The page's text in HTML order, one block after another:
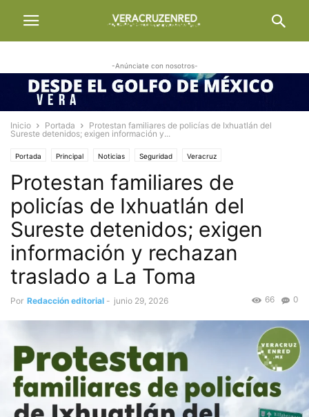
-Anúnciate con nosotros-
Inicio Portada
Protestan familiares de policías de Ixhuatlán del
Sureste detenidos; exigen información y...
Portada Principal Noticias Seguridad Veracruz
Protestan familiares de
policías de Ixhuatlán del
Sureste detenidos; exigen
información y rechazan
traslado a La Toma
Por Redacción editorial - junio 29, 2026 0
66